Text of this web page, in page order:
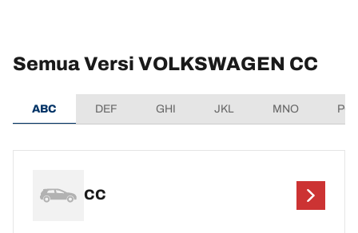
Semua Versi VOLKSWAGEN CC
ABC DEF GHI JKL MNO
CC